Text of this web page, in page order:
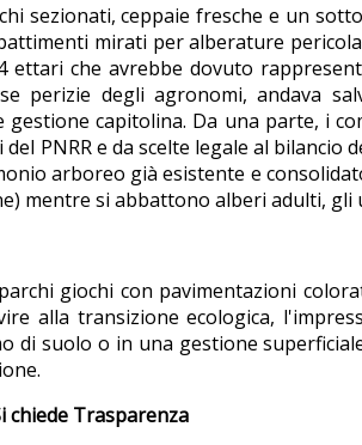
sezionati, ceppaie fresche e un
mirati per alberature
ettari che avrebbe dovuto
perizie degli agronomi, andava
capitolina. Da una parte, i
PNRR e da scelte legale al
arboreo già esistente e
mentre si abbattono alberi adulti,
giochi con pavimentazioni
alla transizione ecologica,
di suolo o in una gestione
chiede Trasparenza